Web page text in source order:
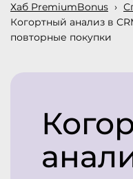
Хаб PremiumBonus ›
Когортный анализ в
повторные покупки